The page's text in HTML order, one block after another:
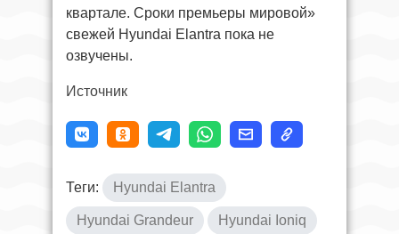
квартале. Сроки премьеры мировой»
свежей Hyundai Elantra пока не
озвучены.
Источник
Теги: Hyundai Elantra
Hyundai Grandeur Hyundai Ioniq